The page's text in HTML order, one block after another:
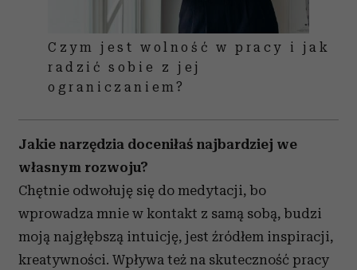
Czym jest wolność w pracy i jak
radzić sobie z jej
ograniczaniem?
Jakie narzędzia doceniłaś najbardziej we
własnym rozwoju?
Chętnie odwołuję się do medytacji, bo
wprowadza mnie w kontakt z samą sobą, budzi
moją najgłębszą intuicję, jest źródłem inspiracji,
kreatywności. Wpływa też na skuteczność pracy